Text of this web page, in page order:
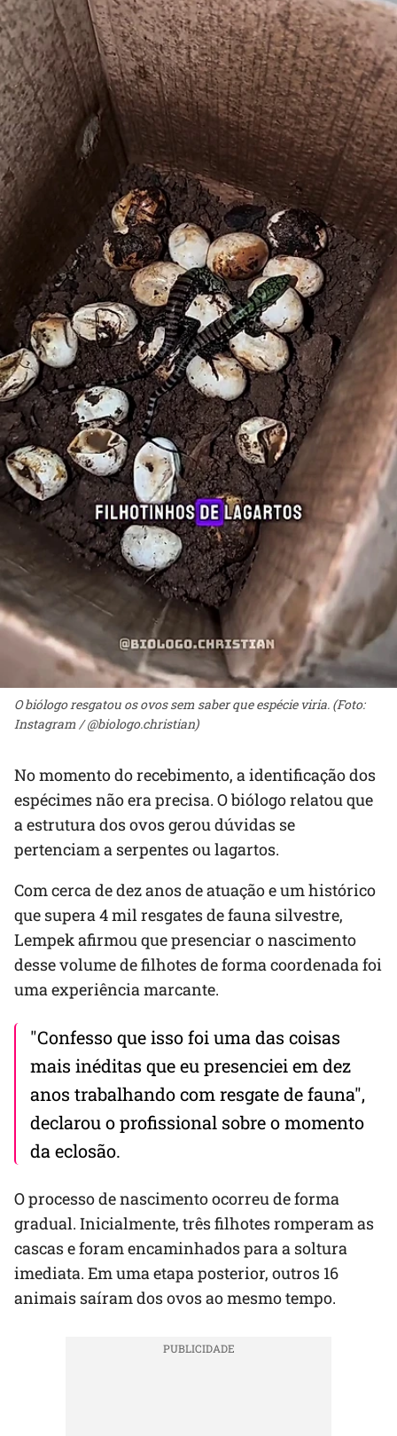
O biólogo resgatou os ovos sem saber que espécie viria. (Foto:
Instagram / @biologo.christian)
No momento do recebimento, a identificação dos
espécimes não era precisa. O biólogo relatou que
a estrutura dos ovos gerou dúvidas se
pertenciam a serpentes ou lagartos.
Com cerca de dez anos de atuação e um histórico
que supera 4 mil resgates de fauna silvestre,
Lempek afirmou que presenciar o nascimento
desse volume de filhotes de forma coordenada foi
uma experiência marcante.
"Confesso que isso foi uma das coisas
mais inéditas que eu presenciei em dez
anos trabalhando com resgate de fauna",
declarou o profissional sobre o momento
da eclosão.
O processo de nascimento ocorreu de forma
gradual. Inicialmente, três filhotes romperam as
cascas e foram encaminhados para a soltura
imediata. Em uma etapa posterior, outros 16
animais saíram dos ovos ao mesmo tempo.